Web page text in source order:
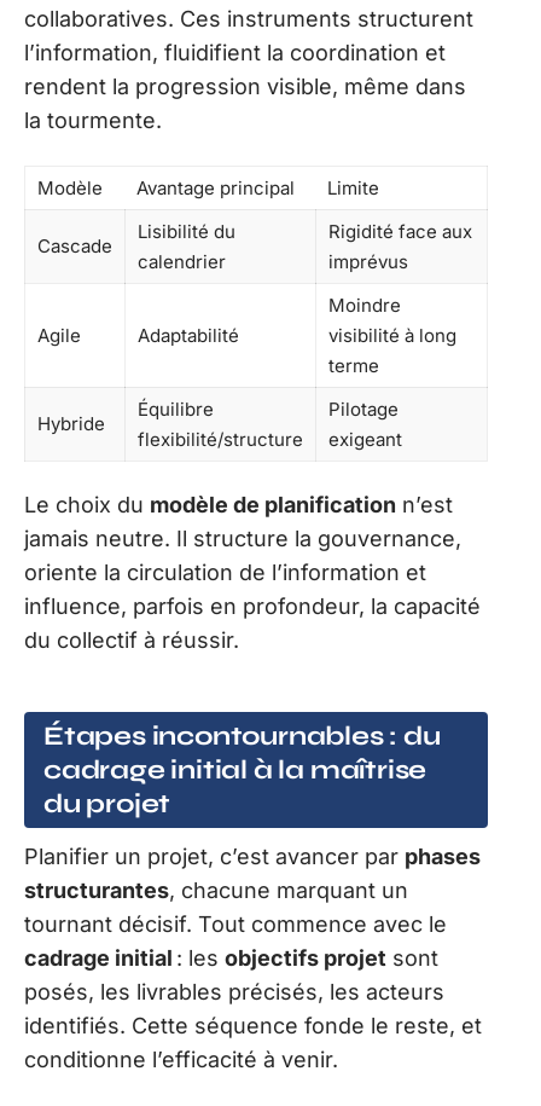
collaboratives. Ces instruments structurent
l’information, fluidifient la coordination et
rendent la progression visible, même dans
la tourmente.
Modèle Avantage principal Limite
Cascade
Lisibilité du
calendrier
Rigidité face aux
imprévus
Agile Adaptabilité
Moindre
visibilité à long
terme
Hybride
Équilibre
flexibilité/structure
Pilotage
exigeant
Le choix du modèle de planification n’est
jamais neutre. Il structure la gouvernance,
oriente la circulation de l’information et
influence, parfois en profondeur, la capacité
du collectif à réussir.
Étapes incontournables : du
cadrage initial à la maîtrise
du projet
Planifier un projet, c’est avancer par phases
structurantes, chacune marquant un
tournant décisif. Tout commence avec le
cadrage initial : les objectifs projet sont
posés, les livrables précisés, les acteurs
identifiés. Cette séquence fonde le reste, et
conditionne l’efficacité à venir.